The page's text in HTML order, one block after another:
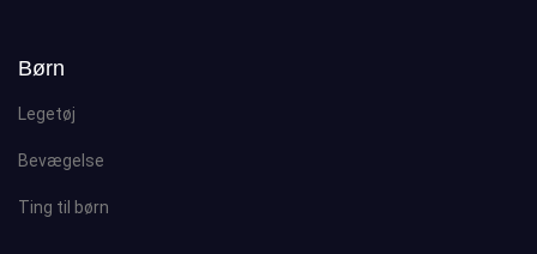
Børn
Legetøj
Bevægelse
Ting til børn